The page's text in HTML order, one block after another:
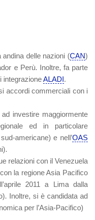
delle nazioni (CAN)
e Perù. Inoltre, fa parte
integrazioneALADI.
accordi commerciali con i
investire maggiormente
ed in particolare
americane) e nell’OAS
relazioni con il Venezuela
la regione Asia Pacifico
2011 a Lima dalla
Inoltre, si è candidata ad
per l’Asia-Pacifico)